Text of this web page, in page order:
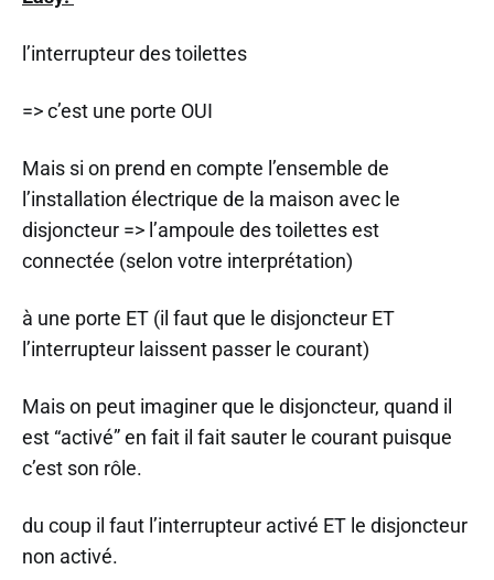
l’interrupteur des toilettes
=> c’est une porte OUI
Mais si on prend en compte l’ensemble de
l’installation électrique de la maison avec le
disjoncteur => l’ampoule des toilettes est
connectée (selon votre interprétation)
à une porte ET (il faut que le disjoncteur ET
l’interrupteur laissent passer le courant)
Mais on peut imaginer que le disjoncteur, quand il
est “activé” en fait il fait sauter le courant puisque
c’est son rôle.
du coup il faut l’interrupteur activé ET le disjoncteur
non activé.